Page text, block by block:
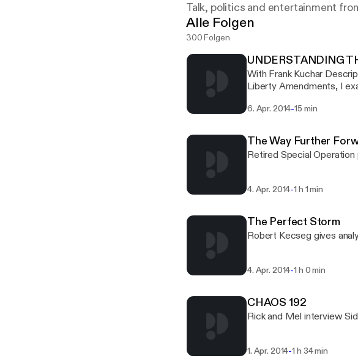
Talk, politics and entertainment
Alle Folgen
300 Folgen
UNDERSTANDING
With Frank Kuchar Description: In this continuation of our series reviewing Mark Levin's
Liberty Amendments, I
6. Apr. 2014-15 min
The Way Further
Retired Special
4. Apr. 2014-1 h 1 min
The Perfect Storm
Robert Kecseg gives
4. Apr. 2014-1 h 0 min
CHAOS 192
Rick and Mel interview
1. Apr. 2014-1 h 34 min